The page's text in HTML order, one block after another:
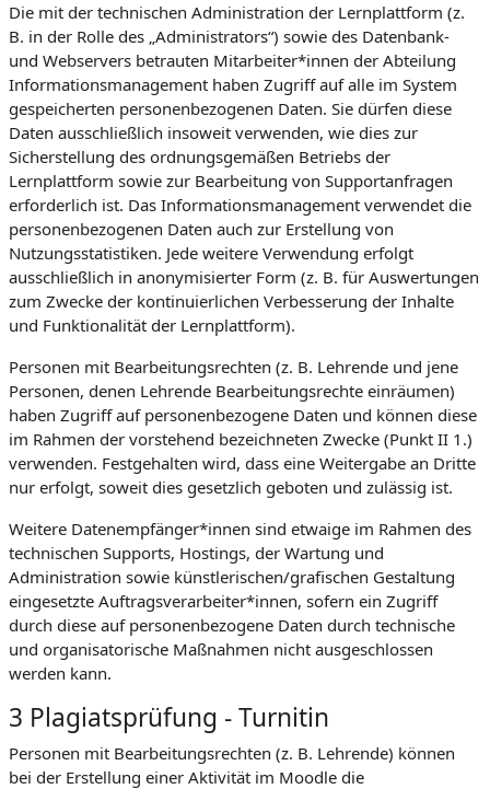
Die mit der technischen Administration der Lernplattform (z.
B. in der Rolle des „Administrators“) sowie des Datenbank-
und Webservers betrauten Mitarbeiter*innen der Abteilung
Informationsmanagement haben Zugriff auf alle im System
gespeicherten personenbezogenen Daten. Sie dürfen diese
Daten ausschließlich insoweit verwenden, wie dies zur
Sicherstellung des ordnungsgemäßen Betriebs der
Lernplattform sowie zur Bearbeitung von Supportanfragen
erforderlich ist. Das Informationsmanagement verwendet die
personenbezogenen Daten auch zur Erstellung von
Nutzungsstatistiken. Jede weitere Verwendung erfolgt
ausschließlich in anonymisierter Form (z. B. für Auswertungen
zum Zwecke der kontinuierlichen Verbesserung der Inhalte
und Funktionalität der Lernplattform).
Personen mit Bearbeitungsrechten (z. B. Lehrende und jene
Personen, denen Lehrende Bearbeitungsrechte einräumen)
haben Zugriff auf personenbezogene Daten und können diese
im Rahmen der vorstehend bezeichneten Zwecke (Punkt II 1.)
verwenden. Festgehalten wird, dass eine Weitergabe an Dritte
nur erfolgt, soweit dies gesetzlich geboten und zulässig ist.
Weitere Datenempfänger*innen sind etwaige im Rahmen des
technischen Supports, Hostings, der Wartung und
Administration sowie künstlerischen/grafischen Gestaltung
eingesetzte Auftragsverarbeiter*innen, sofern ein Zugriff
durch diese auf personenbezogene Daten durch technische
und organisatorische Maßnahmen nicht ausgeschlossen
werden kann.
3 Plagiatsprüfung - Turnitin
Personen mit Bearbeitungsrechten (z. B. Lehrende) können
bei der Erstellung einer Aktivität im Moodle die